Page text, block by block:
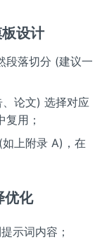
设计
段落切分 (建议一
论文) 选择对应
用；
上附录 A)，在
优化
示词内容；